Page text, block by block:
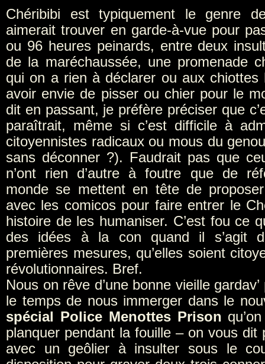
Chéribibi est typiquement le genre
aimerait trouver en garde-à-vue pour
ou 96 heures peinards, entre deux
de la maréchaussée, une promenade
qui on a rien à déclarer ou aux chiottes
avoir envie de pisser ou chier pour le
dit en passant, je préfère préciser que
paraîtrait, même si c’est difficile à
citoyennistes radicaux ou mous du
sans déconner ?). Faudrait pas que
n’ont rien d’autre à foutre que de
monde se mettent en tête de
avec les comicos pour faire entrer le
histoire de les humaniser. C’est fou ce
des idées à la con quand il s’agit
premières mesures, qu’elles soient
révolutionnaires. Bref.
Nous on rêve d’une bonne vieille
le temps de nous immerger dans le
spécial Police Menottes Prison
planquer pendant la fouille – on vous dit
avec un geôlier à insulter sous le